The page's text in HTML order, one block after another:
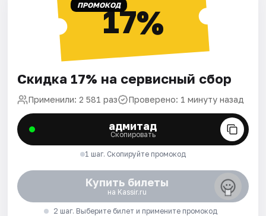
ПРОМОКОД17%
Скидка 17% на сервисный сбор
Применили: 2 581 раз Проверено: 1 минуту назад
адмитад
Скопировать
1 шаг. Скопируйте промокод
Купить билеты
на Kassir.ru
2 шаг. Выберите билет и примените промокод